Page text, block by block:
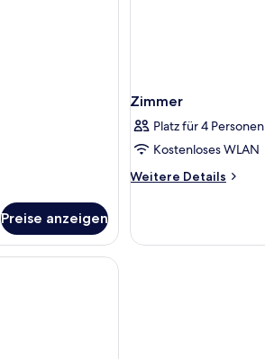
Preise anzeigen
Zimmer
Platz für 4 Personen
Kostenloses WLAN
Weitere Details
Weitere